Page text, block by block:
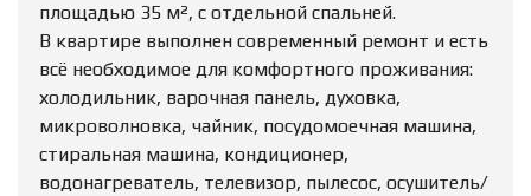
площадью 35 м², с отдельной спальней.
В квартире выполнен современный ремонт и есть
всё необходимое для комфортного проживания:
холодильник, варочная панель, духовка,
микроволновка, чайник, посудомоечная машина,
стиральная машина, кондиционер,
водонагреватель, телевизор, пылесос, осушитель/